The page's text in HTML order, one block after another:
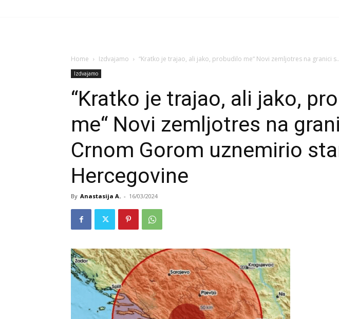
Home Izdvajamo “Kratko je trajao, ali jako, probudilo me“ Novi zemljotres na granici
Izdvajamo
“Kratko je trajao, ali jako,
me“ Novi zemljotres na
Crnom Gorom uznemirio
Hercegovine
By Anastasija A. - 16/03/2024